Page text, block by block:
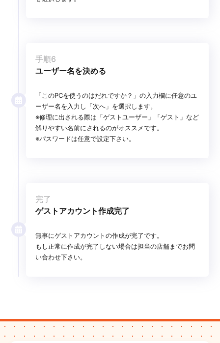
手順6
ユーザー名を決める
「このPCを使うのはだれですか？」の入力欄に任意のユ
ーザー名を入力し「次へ」を選択します。
※修理に出される際は「ゲストユーザー」「ゲスト」など
解りやすい名前にされるのがオススメです。
※パスワードは任意で設定下さい。
完了
ゲストアカウント作成完了
無事にゲストアカウントの作成が完了です。
もし正常に作成が完了しない場合は担当の店舗までお問
い合わせ下さい。